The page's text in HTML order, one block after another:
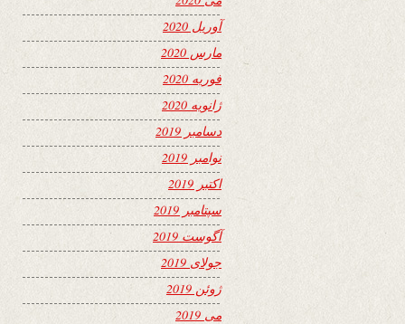
آوریل 2020
مارس 2020
فوریه 2020
ژانویه 2020
دسامبر 2019
نوامبر 2019
اکتبر 2019
سپتامبر 2019
آگوست 2019
جولای 2019
ژوئن 2019
می 2019